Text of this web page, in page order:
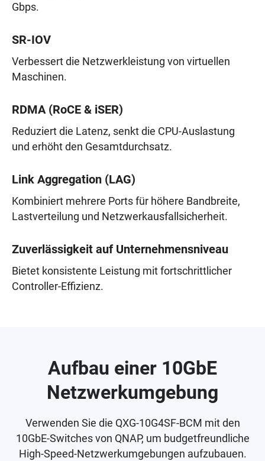
Gbps.
SR-IOV
Verbessert die Netzwerkleistung von virtuellen
Maschinen.
RDMA (RoCE & iSER)
Reduziert die Latenz, senkt die CPU-Auslastung
und erhöht den Gesamtdurchsatz.
Link Aggregation (LAG)
Kombiniert mehrere Ports für höhere Bandbreite,
Lastverteilung und Netzwerkausfallsicherheit.
Zuverlässigkeit auf Unternehmensniveau
Bietet konsistente Leistung mit fortschrittlicher
Controller-Effizienz.
Aufbau einer 10GbE
Netzwerkumgebung
Verwenden Sie die QXG-10G4SF-BCM mit den
10GbE-Switches von QNAP, um budgetfreundliche
High-Speed-Netzwerkumgebungen aufzubauen.